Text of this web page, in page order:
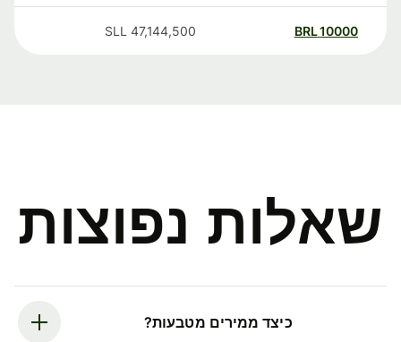
10000
BRL
47,144,500
SLL
שאלות נפוצות
כיצד ממירים מטבעות?